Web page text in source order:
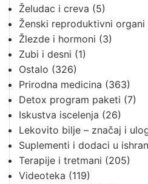
Želudac i creva (5)
Ženski reproduktivni organi
Žlezde i hormoni (3)
Zubi i desni (1)
Ostalo (326)
Prirodna medicina (363)
Detox program paketi (7)
Iskustva iscelenja (26)
Lekovito bilje – značaj i
Suplementi i dodaci u
Terapije i tretmani (205)
Videoteka (119)